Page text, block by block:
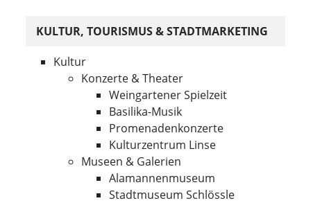
KULTUR, TOURISMUS & STADTMARKETING
Kultur
Konzerte & Theater
Weingartener Spielzeit
Basilika-Musik
Promenadenkonzerte
Kulturzentrum Linse
Museen & Galerien
Alamannenmuseum
Stadtmuseum Schlössle